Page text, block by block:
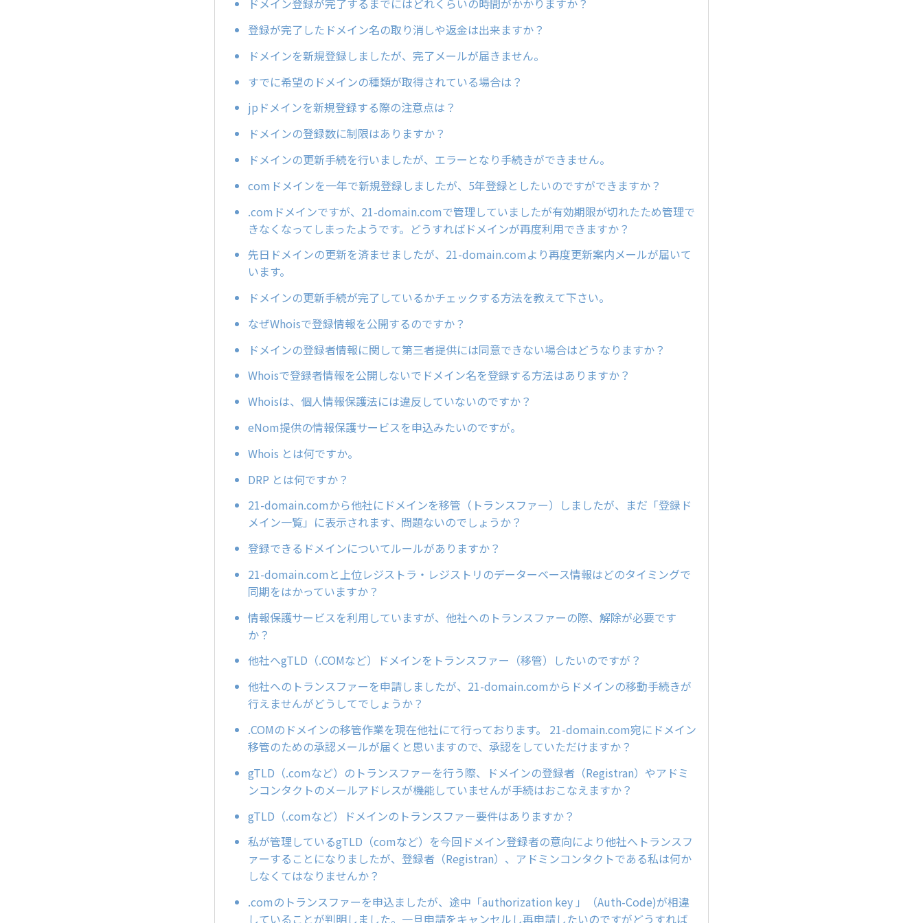
ドメイン登録が完了するまでにはどれくらいの時間がかかりますか？
登録が完了したドメイン名の取り消しや返金は出来ますか？
ドメインを新規登録しましたが、完了メールが届きません。
すでに希望のドメインの種類が取得されている場合は？
jpドメインを新規登録する際の注意点は？
ドメインの登録数に制限はありますか？
ドメインの更新手続を行いましたが、エラーとなり手続きができません。
comドメインを一年で新規登録しましたが、5年登録としたいのですができますか？
.comドメインですが、21-domain.comで管理していましたが有効期限が切れたため管理で
きなくなってしまったようです。どうすればドメインが再度利用できますか？
先日ドメインの更新を済ませましたが、21-domain.comより再度更新案内メールが届いて
います。
ドメインの更新手続が完了しているかチェックする方法を教えて下さい。
なぜWhoisで登録情報を公開するのですか？
ドメインの登録者情報に関して第三者提供には同意できない場合はどうなりますか？
Whoisで登録者情報を公開しないでドメイン名を登録する方法はありますか？
Whoisは、個人情報保護法には違反していないのですか？
eNom提供の情報保護サービスを申込みたいのですが。
Whois とは何ですか。
DRP とは何ですか？
21-domain.comから他社にドメインを移管（トランスファー）しましたが、まだ「登録ド
メイン一覧」に表示されます、問題ないのでしょうか？
登録できるドメインについてルールがありますか？
21-domain.comと上位レジストラ・レジストリのデーターベース情報はどのタイミングで
同期をはかっていますか？
情報保護サービスを利用していますが、他社へのトランスファーの際、解除が必要です
か？
他社へgTLD（.COMなど）ドメインをトランスファー（移管）したいのですが？
他社へのトランスファーを申請しましたが、21-domain.comからドメインの移動手続きが
行えませんがどうしてでしょうか？
.COMのドメインの移管作業を現在他社にて行っております。 21-domain.com宛にドメイン
移管のための承認メールが届くと思いますので、承認をしていただけますか？
gTLD（.comなど）のトランスファーを行う際、ドメインの登録者（Registran）やアドミ
ンコンタクトのメールアドレスが機能していませんが手続はおこなえますか？
gTLD（.comなど）ドメインのトランスファー要件はありますか？
私が管理しているgTLD（comなど）を今回ドメイン登録者の意向により他社へトランスフ
ァーすることになりましたが、登録者（Registran）、アドミンコンタクトである私は何か
しなくてはなりませんか？
.comのトランスファーを申込ましたが、途中「authorization key 」（Auth-Code)が相違
していることが判明しました。一旦申請をキャンセルし再申請したいのですがどうすれば